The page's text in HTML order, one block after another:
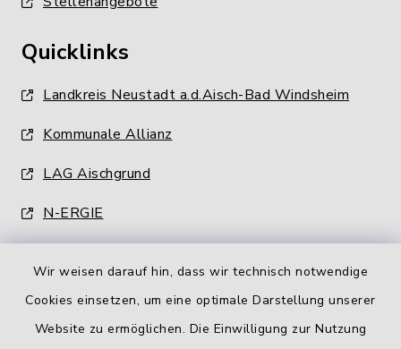
Wir weisen darauf hin, dass wir technisch notwendige
Cookies einsetzen, um eine optimale Darstellung unserer
Website zu ermöglichen. Die Einwilligung zur Nutzung
Quicklinks
Landkreis Neustadt a.d.Aisch-Bad Windsheim
Kommunale Allianz
LAG Aischgrund
N-ERGIE